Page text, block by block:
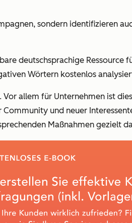
sondern identifizieren
deutschsprachige Ressource
Wörtern kostenlos
allem für Unternehmen ist
und neuer
Maßnahmen gezielt